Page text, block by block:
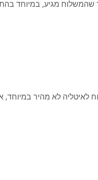
שהמשלוח מגיע, במיוחד
לא מהיר